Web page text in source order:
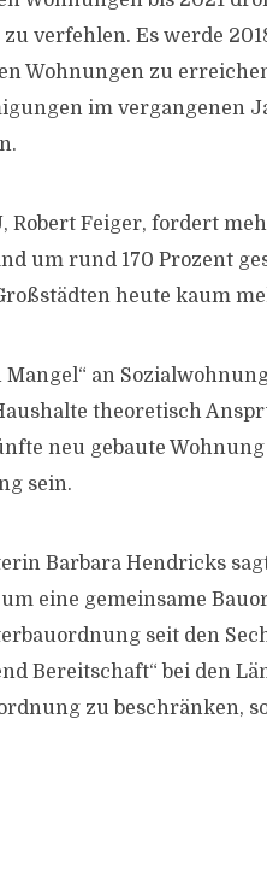
verfehlen. Es werde
Wohnungen zu
im vergangenen
Feiger, fordert
um rund 170 Prozent
heute kaum
an
theoretisch
neu gebaute
sein.
Barbara Hendricks
eine gemeinsame
seit den
Bereitschaft“ bei den
zu beschränken,